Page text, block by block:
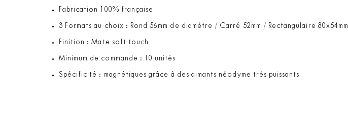
Fabrication 100% française
3 Formats au choix : Rond 56mm de diamètre / Carré 52mm / Rectangulaire 80x54mm
Finition : Mate soft touch
Minimum de commande : 10 unités
Spécificité : magnétiques grâce à des aimants néodyme très puissants